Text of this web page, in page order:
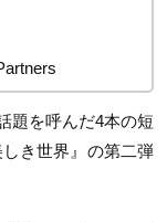
題を呼んだ4本の短
き世界』の第二弾